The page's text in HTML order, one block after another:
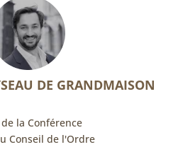
DE GRANDMAISON
la Conférence
Conseil de l'Ordre